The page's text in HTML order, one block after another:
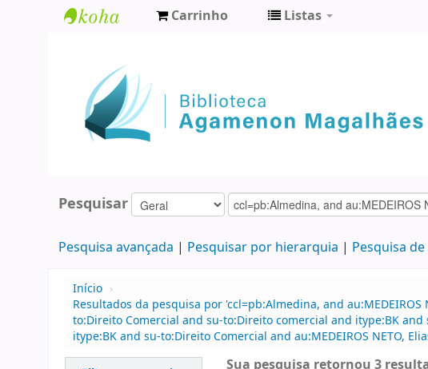
Agamenon
Magalhães
Carrinho Listas
Pesquisar
Pesquisa avançada Pesquisar por hierarquia Pesquisa
Início ›
Resultados da pesquisa por 'ccl=pb:Almedina, and
to:Direito Comercial and su-to:Direito comercial and itype:BK
itype:BK and su-to:Direito Comercial and au:MEDEIROS NETO,
Sua pesquisa retornou 3